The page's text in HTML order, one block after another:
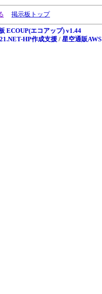
掲示板トップ
ECOUP(エコアップ) v1.44
HP作成支援/ 星空通販AWS